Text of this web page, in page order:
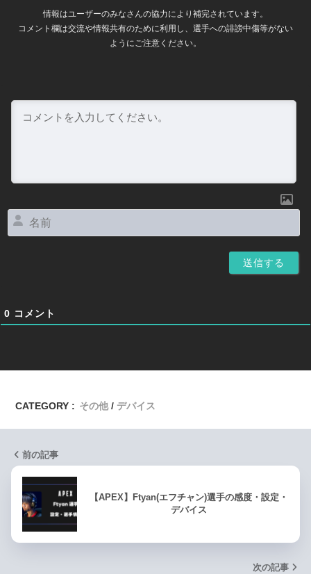
情報はユーザーのみなさんの協力により補完されています。
コメント欄は交流や情報共有のために利用し、選手への誹謗中傷等がない
ようにご注意ください。
0 コメント
CATEGORY : その他 デバイス
前の記事
【APEX】Ftyan(エフチャン)選手の感度・設定・
デバイス
次の記事